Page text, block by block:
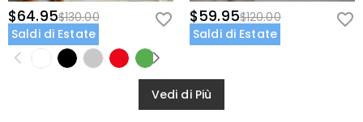
$64.95$130.00
Saldi di Estate
$59.95$120.00
Saldi di Estate
Vedi di Più